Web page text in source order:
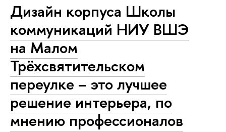
Дизайн корпуса Школы
коммуникаций НИУ ВШЭ
на Малом
Трёхсвятительском
переулке – это лучшее
решение интерьера, по
мнению профессионалов